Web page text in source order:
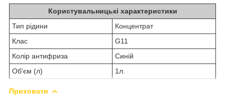
Користувальницькі характеристики
Тип рідини
Концентрат
Клас
G11
Колір антифриза
Синій
Об'єм (л)
1л.
Приховати